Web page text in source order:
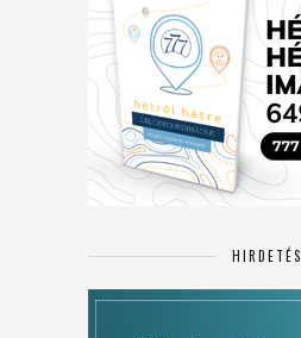
HIRDETÉS